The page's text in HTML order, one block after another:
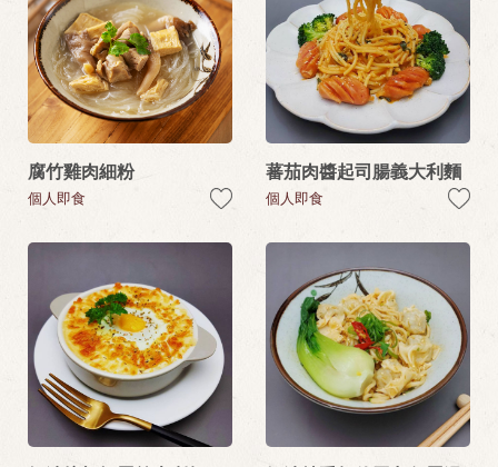
腐竹雞肉細粉
個人即食
蕃茄肉醬起司腸義大利麵
個人即食